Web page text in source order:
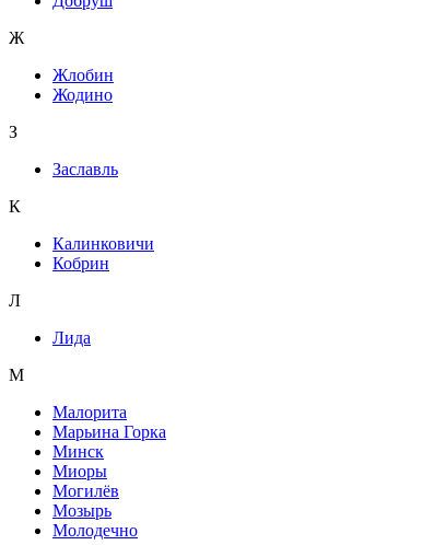
Ж
Жлобин
Жодино
З
Заславль
К
Калинковичи
Кобрин
Л
Лида
М
Малорита
Марьина Горка
Минск
Миоры
Могилёв
Мозырь
Молодечно